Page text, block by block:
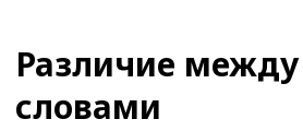
Различие
словами